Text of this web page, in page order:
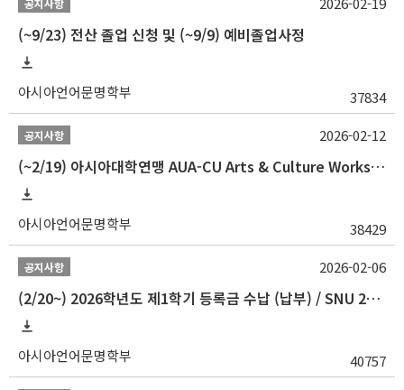
공지사항
(~9/23) 전산 졸업 신청 및 (~9/9) 예비졸업사정
아시아언어문명학부 37834
공지사항
(~2/19) 아시아대학연맹 AUA-CU Arts & Culture Workshop Camp 2026 참가자 선발 안내
아시아언어문명학부 38429
2026-02-12
공지사항
(2/20~) 2026학년도 제1학기 등록금 수납 (납부) / SNU 26-1 Tuition fee payment notice
아시아언어문명학부 40757
2026-02-06